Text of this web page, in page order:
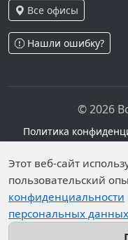
Все офисы
Нашли ошибку?
© 2026
Политика
Персональные
наличии правовых
ст.6 и ст.10.1
запреты на
Этот веб-сайт
пользовательский
конфиденциальности
персональных данных